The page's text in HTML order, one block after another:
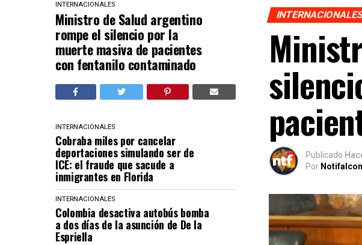
INTERNACIONALES
Ministro de Salud argentino
rompe el silencio por la
muerte masiva de pacientes
con fentanilo contaminado
INTERNACIONALES
Cobraba miles por cancelar
deportaciones simulando ser de
ICE: el fraude que sacude a
inmigrantes en Florida
INTERNACIONALES
Colombia desactiva autobús bomba
a dos días de la asunción de De la
Espriella
Publicado
Por Notifalcon